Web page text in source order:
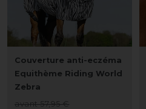
Couverture anti-eczéma
Equithème Riding World
Zebra
avant 57,95 €